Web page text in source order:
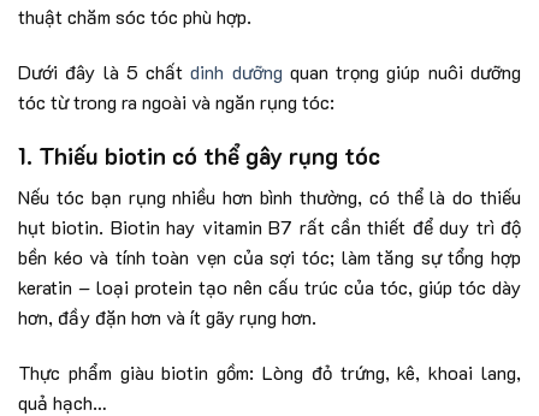
thuật chăm sóc tóc phù hợp.
Dưới đây là 5 chấtdinh dưỡng quan trọng giúp nuôi dưỡng
tóc từ trong ra ngoài và ngăn rụng tóc:
1. Thiếu biotin có thể gây rụng tóc
Nếu tóc bạn rụng nhiều hơn bình thường, có thể là do thiếu
hụt biotin. Biotin hay vitamin B7 rất cần thiết để duy trì độ
bền kéo và tính toàn vẹn của sợi tóc; làm tăng sự tổng hợp
keratin – loại protein tạo nên cấu trúc của tóc, giúp tóc dày
hơn, đầy đặn hơn và ít gãy rụng hơn.
Thực phẩm giàu biotin gồm: Lòng đỏ trứng, kê, khoai lang,
quả hạch…